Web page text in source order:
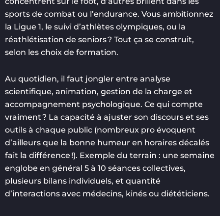
sports de combat ou l’endurance. Vous ambitionnez
la Ligue 1, le suivi d’athlètes olympiques, ou la
réathlétisation de seniors ? Tout ça se construit,
selon les choix de formation.
Au quotidien, il faut jongler entre analyse
scientifique, animation, gestion de la charge et
accompagnement psychologique. Ce qui compte
vraiment ? La capacité à ajuster son discours et ses
outils à chaque public (nombreux pro évoquent
d’ailleurs que la bonne humeur en horaires décalés
fait la différence !). Exemple du terrain : une semaine
englobe en général 5 à 10 séances collectives,
plusieurs bilans individuels, et quantité
d’interactions avec médecins, kinés ou diététiciens.